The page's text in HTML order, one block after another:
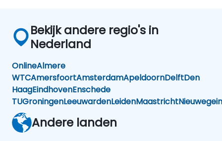
Bekijk andere regio's in
Nederland
OnlineAlmere
WTCAmersfoortAmsterdamApeldoornDelftDen
HaagEindhovenEnschede
TUGroningenLeeuwardenLeidenMaastrichtNieuwegein
Andere landen